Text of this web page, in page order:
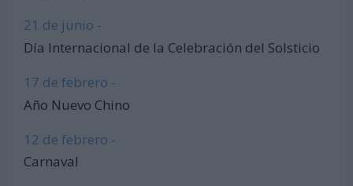
21 de junio -
Día Internacional de la Celebración del Solsticio
17 de febrero -
Año Nuevo Chino
12 de febrero -
Carnaval